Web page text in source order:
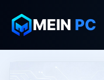
MEIN PC